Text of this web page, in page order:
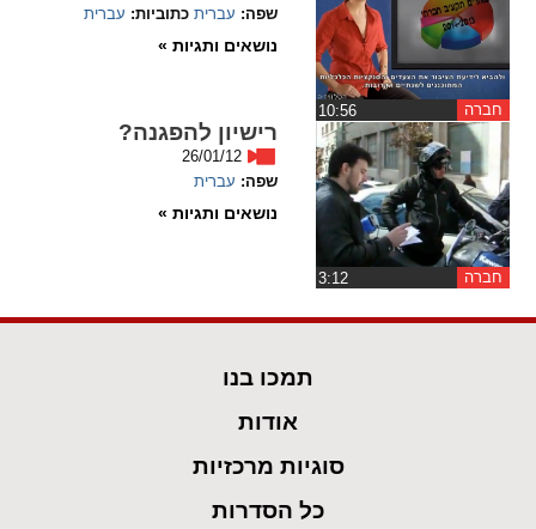
חברה
שפה: עברית כתוביות: עברית
נושאים ותגיות »
חברה
רישיון להפגנה?
26/01/12
שפה: עברית
נושאים ותגיות »
תמכו בנו
אודות
סוגיות מרכזיות
כל הסדרות